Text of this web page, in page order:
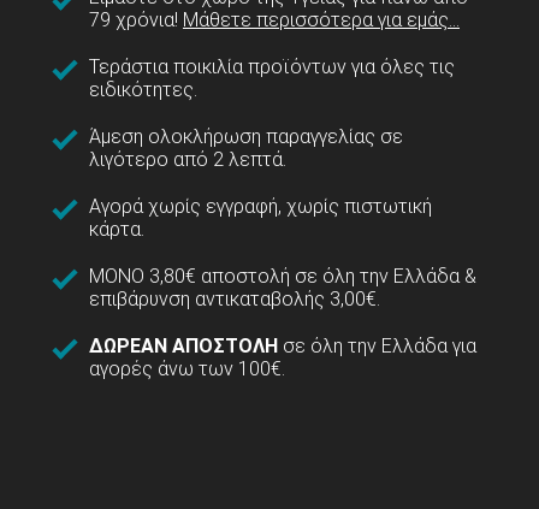
79 χρόνια! Μάθετε περισσότερα για εμάς...
Τεράστια ποικιλία προϊόντων για όλες τις
ειδικότητες.
Άμεση ολοκλήρωση παραγγελίας σε
λιγότερο από 2 λεπτά.
Αγορά χωρίς εγγραφή, χωρίς πιστωτική
κάρτα.
ΜΟΝΟ 3,80€ αποστολή σε όλη την Ελλάδα &
επιβάρυνση αντικαταβολής 3,00€.
ΔΩΡΕΑΝ ΑΠΟΣΤΟΛΗ σε όλη την Ελλάδα για
αγορές άνω των 100€.